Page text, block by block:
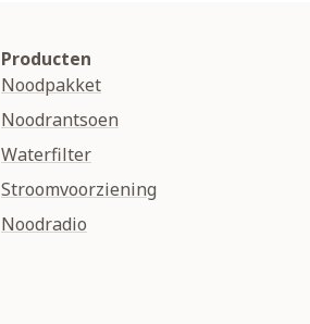
Producten
Noodpakket
Noodrantsoen
Waterfilter
Stroomvoorziening
Noodradio